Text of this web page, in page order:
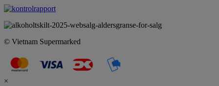
© Vietnam Supermarked
×